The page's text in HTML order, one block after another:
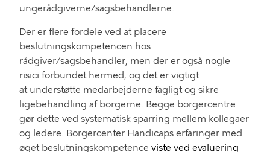
ungerådgiverne/sagsbehandlerne.
Der er flere fordele ved at placere
beslutningskompetencen hos
rådgiver/sagsbehandler, men der er også nogle
risici forbundet hermed, og det er vigtigt
at understøtte medarbejderne fagligt og sikre
ligebehandling af borgerne. Begge borgercentre
gør dette ved systematisk sparring me llem kollegaer
og ledere. Borgercenter Handicaps erfaringer med
øget beslutningskompetence viste ved evaluering